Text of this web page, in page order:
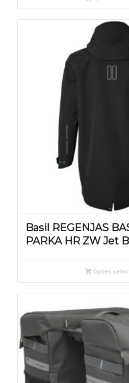
Basil REGENJAS
PARKA HR ZW Jet
Opties